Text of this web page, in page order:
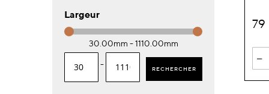
79
-
Largeur
30.00mm - 1110.00mm
- RECHERCHER